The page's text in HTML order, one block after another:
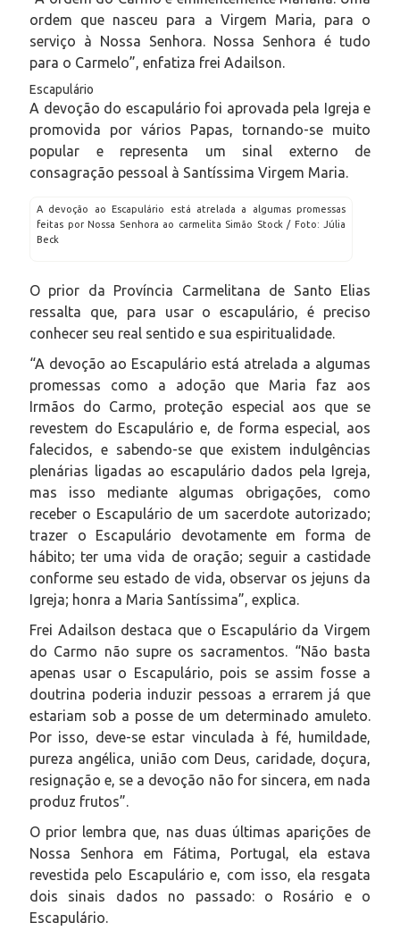
ordem que nasceu para a Virgem Maria, para o
serviço à Nossa Senhora. Nossa Senhora é tudo
para o Carmelo”, enfatiza frei Adailson.
Escapulário
A devoção do escapulário foi aprovada pela Igreja e
promovida por vários Papas, tornando-se muito
popular e representa um sinal externo de
consagração pessoal à Santíssima Virgem Maria.
A devoção ao Escapulário está atrelada a algumas promessas
feitas por Nossa Senhora ao carmelita Simão Stock / Foto: Júlia
Beck
O prior da Província Carmelitana de Santo Elias
ressalta que, para usar o escapulário, é preciso
conhecer seu real sentido e sua espiritualidade.
“A devoção ao Escapulário está atrelada a algumas
promessas como a adoção que Maria faz aos
Irmãos do Carmo, proteção especial aos que se
revestem do Escapulário e, de forma especial, aos
falecidos, e sabendo-se que existem indulgências
plenárias ligadas ao escapulário dados pela Igreja,
mas isso mediante algumas obrigações, como
receber o Escapulário de um sacerdote autorizado;
trazer o Escapulário devotamente em forma de
hábito; ter uma vida de oração; seguir a castidade
conforme seu estado de vida, observar os jejuns da
Igreja; honra a Maria Santíssima”, explica.
Frei Adailson destaca que o Escapulário da Virgem
do Carmo não supre os sacramentos. “Não basta
apenas usar o Escapulário, pois se assim fosse a
doutrina poderia induzir pessoas a errarem já que
estariam sob a posse de um determinado amuleto.
Por isso, deve-se estar vinculada à fé, humildade,
pureza angélica, união com Deus, caridade, doçura,
resignação e, se a devoção não for sincera, em nada
produz frutos”.
O prior lembra que, nas duas últimas aparições de
Nossa Senhora em Fátima, Portugal, ela estava
revestida pelo Escapulário e, com isso, ela resgata
dois sinais dados no passado: o Rosário e o
Escapulário.